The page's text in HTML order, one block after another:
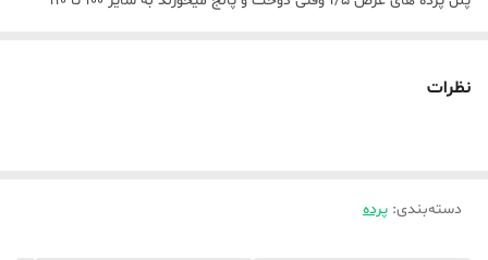
نظرات
دسته‌بندی: پرده